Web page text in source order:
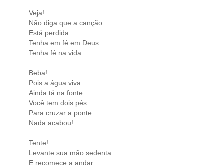
Veja!
Não diga que a canção
Está perdida
Tenha em fé em Deus
Tenha fé na vida
Beba!
Pois a água viva
Ainda tá na fonte
Você tem dois pés
Para cruzar a ponte
Nada acabou!
Tente!
Levante sua mão sedenta
E recomece a andar